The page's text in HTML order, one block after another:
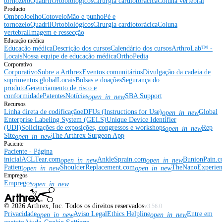
Producto
OmbroJoelhoCotoveloMão e punhoPé e
tornozeloQuadrilOrtobiológicosCirurgia cardiotorácicaColuna
vertebralImagem e ressecção
Educação médica
Educação médicaDescrição dos cursosCalendário dos cursosArthroLab™ -
LocaisNossa equipe de educação médicaOrthoPedia
Corporativo
CorporativoSobre a ArthrexEventos comunitáriosDivulgação da cadeia de
suprimentos globalLocaisBolsas e doaçõesSegurança do
produtoGerenciamento de risco e
conformidadePatentesNotíciasopen_in_newSBA Support
Recursos
Linha direta de codificaçãoeDFUs (Instructions for Use)open_in_newGlobal
Enterprise Labeling System (GELS)Unique Device Identifier
(UDI)Solicitações de exposições, congressos e workshopsopen_in_newRep
Siteopen_in_newThe Arthrex Surgeon App
Paciente
Paciente - Página
inicialACLTear.comopen_in_newAnkleSprain.comopen_in_new
Patientopen_in_newShoulderReplacement.comopen_in_new
Empregos
Empregosopen_in_new
© 2026 Arthrex, Inc. Todos os direitos reservadosv3.56.0
Privacidadeopen_in_newAviso LegalEthics Helplineopen_in_newEntre em